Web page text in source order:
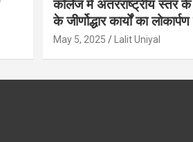
कॉलेज में अंतरराष्ट्रीय स्तर
के जीर्णोद्धार कार्यों का
May 5, 2025 Lalit Uniyal